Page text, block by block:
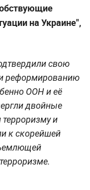
на Украине",
свою
реформированию
ООН и её
двойные
и
к скорейшей